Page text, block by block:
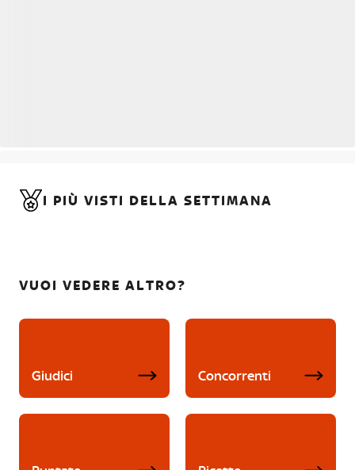
I PIÙ VISTI DELLA SETTIMANA
VUOI VEDERE ALTRO?
Giudici Concorrenti